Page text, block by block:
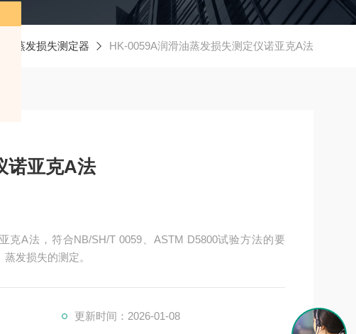
油蒸发损失测定器 HK-0059A润滑油蒸发损失测定仪诺亚克A法
诺亚克A法
克A法，符合NB/SH/T 0059、ASTM D5800试验方法的要
发损失的测定。
更新时间：2026-01-08